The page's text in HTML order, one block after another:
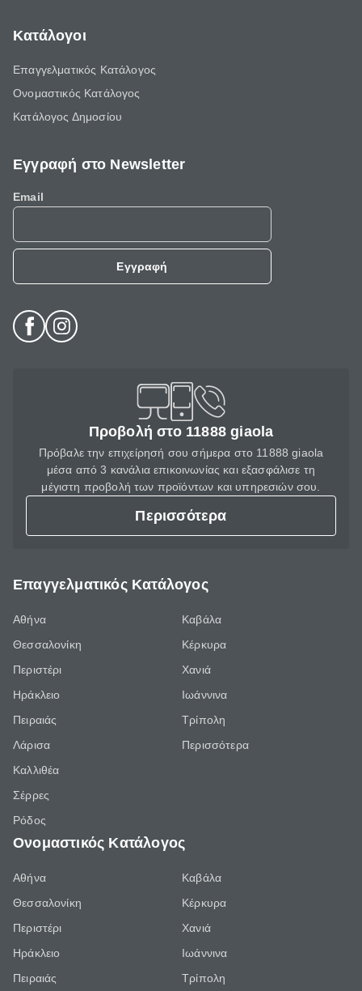
Κατάλογοι
Επαγγελματικός Κατάλογος
Ονομαστικός Κατάλογος
Κατάλογος Δημοσίου
Εγγραφή στο Newsletter
Email
Εγγραφή
Προβολή στο 11888 giaola
Πρόβαλε την επιχείρησή σου σήμερα στο 11888 giaola
μέσα από 3 κανάλια επικοινωνίας και εξασφάλισε τη
μέγιστη προβολή των προϊόντων και υπηρεσιών σου.
Περισσότερα
Επαγγελματικός Κατάλογος
Αθήνα
Θεσσαλονίκη
Περιστέρι
Ηράκλειο
Πειραιάς
Λάρισα
Καλλιθέα
Σέρρες
Ρόδος
Καβάλα
Κέρκυρα
Χανιά
Ιωάννινα
Τρίπολη
Περισσότερα
Ονομαστικός Κατάλογος
Αθήνα
Θεσσαλονίκη
Περιστέρι
Ηράκλειο
Πειραιάς
Καβάλα
Κέρκυρα
Χανιά
Ιωάννινα
Τρίπολη